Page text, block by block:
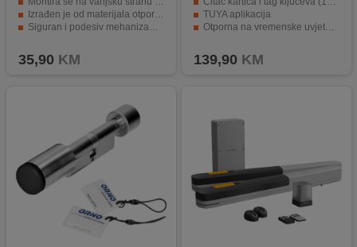
Izrađen je od materijala otpornih na koroziju.
Siguran i podesiv mehanizam za zatvaranje.
35,90 KM
TUYA aplikacija
Otporna na vremenske uvjete (IP68)
139,90 KM